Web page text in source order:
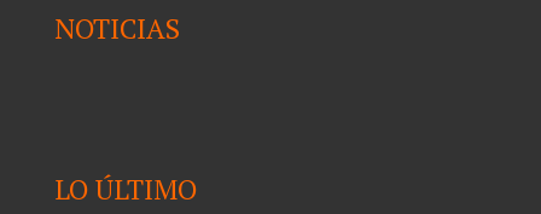
NOTICIAS
LO ÚLTIMO